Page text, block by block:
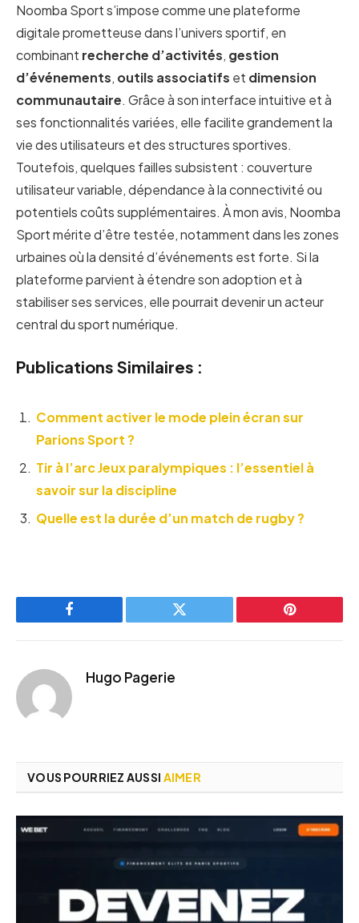
Noomba Sport s’impose comme une plateforme
digitale prometteuse dans l’univers sportif, en
combinant recherche d’activités, gestion
d’événements, outils associatifs et dimension
communautaire. Grâce à son interface intuitive et à
ses fonctionnalités variées, elle facilite grandement la
vie des utilisateurs et des structures sportives.
Toutefois, quelques failles subsistent : couverture
utilisateur variable, dépendance à la connectivité ou
potentiels coûts supplémentaires. À mon avis, Noomba
Sport mérite d’être testée, notamment dans les zones
urbaines où la densité d’événements est forte. Si la
plateforme parvient à étendre son adoption et à
stabiliser ses services, elle pourrait devenir un acteur
central du sport numérique.
Publications Similaires :
Comment activer le mode plein écran sur
Parions Sport ?
Tir à l’arc Jeux paralympiques : l’essentiel à
savoir sur la discipline
Quelle est la durée d’un match de rugby ?
Facebook Twitter Pinterest
Hugo Pagerie
VOUS POURRIEZ AUSSI AIMER